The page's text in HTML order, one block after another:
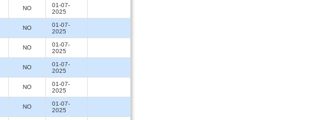
NO
01-07-
2025
NO
01-07-
2025
NO
01-07-
2025
NO
01-07-
2025
NO
01-07-
2025
NO
01-07-
2025